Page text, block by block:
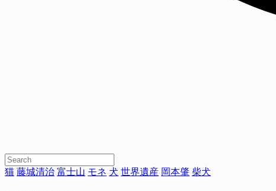
猫 藤城清治 富士山 モネ 犬 世界遺産 岡本肇 柴犬